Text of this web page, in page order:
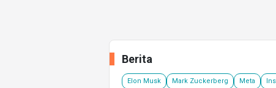
Berita
Elon Musk Mark Zuckerberg Meta